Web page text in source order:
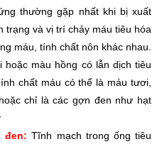
thường gặp nhất khi bị xuất
trạng và vị trí chảy máu tiêu hóa
máu, tính chất nôn khác nhau.
màu hồng có lẫn dịch tiêu
chất máu có thể là máu tươi,
chỉ là các gợn đen như hạt
đen: Tĩnh mạch trong ống tiêu